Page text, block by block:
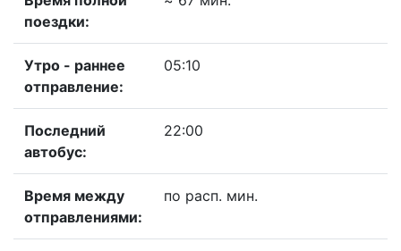
поездки:
Утро - раннее
отправление:
05:10
Последний
автобус:
22:00
Время между
отправлениями:
по расп. мин.